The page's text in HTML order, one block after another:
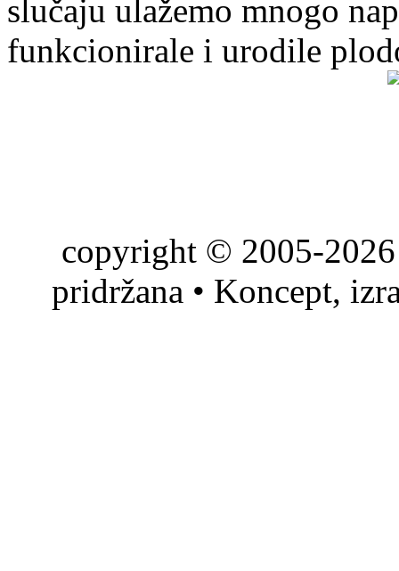
slučaju ulažemo mnogo
funkcionirale i urodile
copyright © 2005-
pridržana • Koncept,